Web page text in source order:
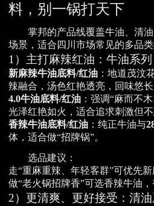
料，别一锅打天下
掌邦的产品线覆盖牛油、清
场景，适合四川市场常见的多品类
1）主打麻辣红油：牛油系列
新麻辣牛油底料/红油 ：地道茂汶
辣融合，汤色红艳透亮，回味悠长
4.0牛油底料/红油 ：强调“麻而不
光泽红艳如火，适合追求刺激但不
香辣牛油底料/红油 ：纯正牛油与
体，适合做“招牌锅”。
选品建议：
走“重麻重辣、年轻客群”可优先新
做“老火锅招牌香”可选香辣牛油，
2）更清爽、更好接受：清油